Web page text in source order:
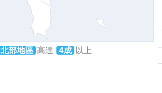
北部地區 高達 4成 以上